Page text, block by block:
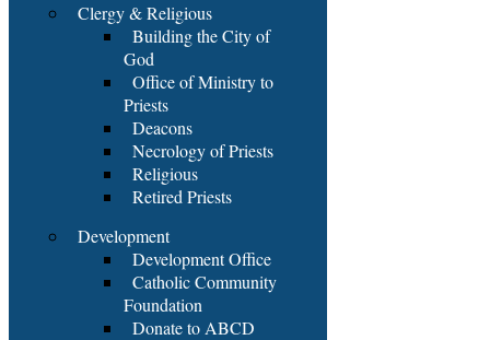
Clergy & Religious
Building the City of
God
Office of Ministry to
Priests
Deacons
Necrology of Priests
Religious
Retired Priests
Development
Development Office
Catholic Community
Foundation
Donate to ABCD